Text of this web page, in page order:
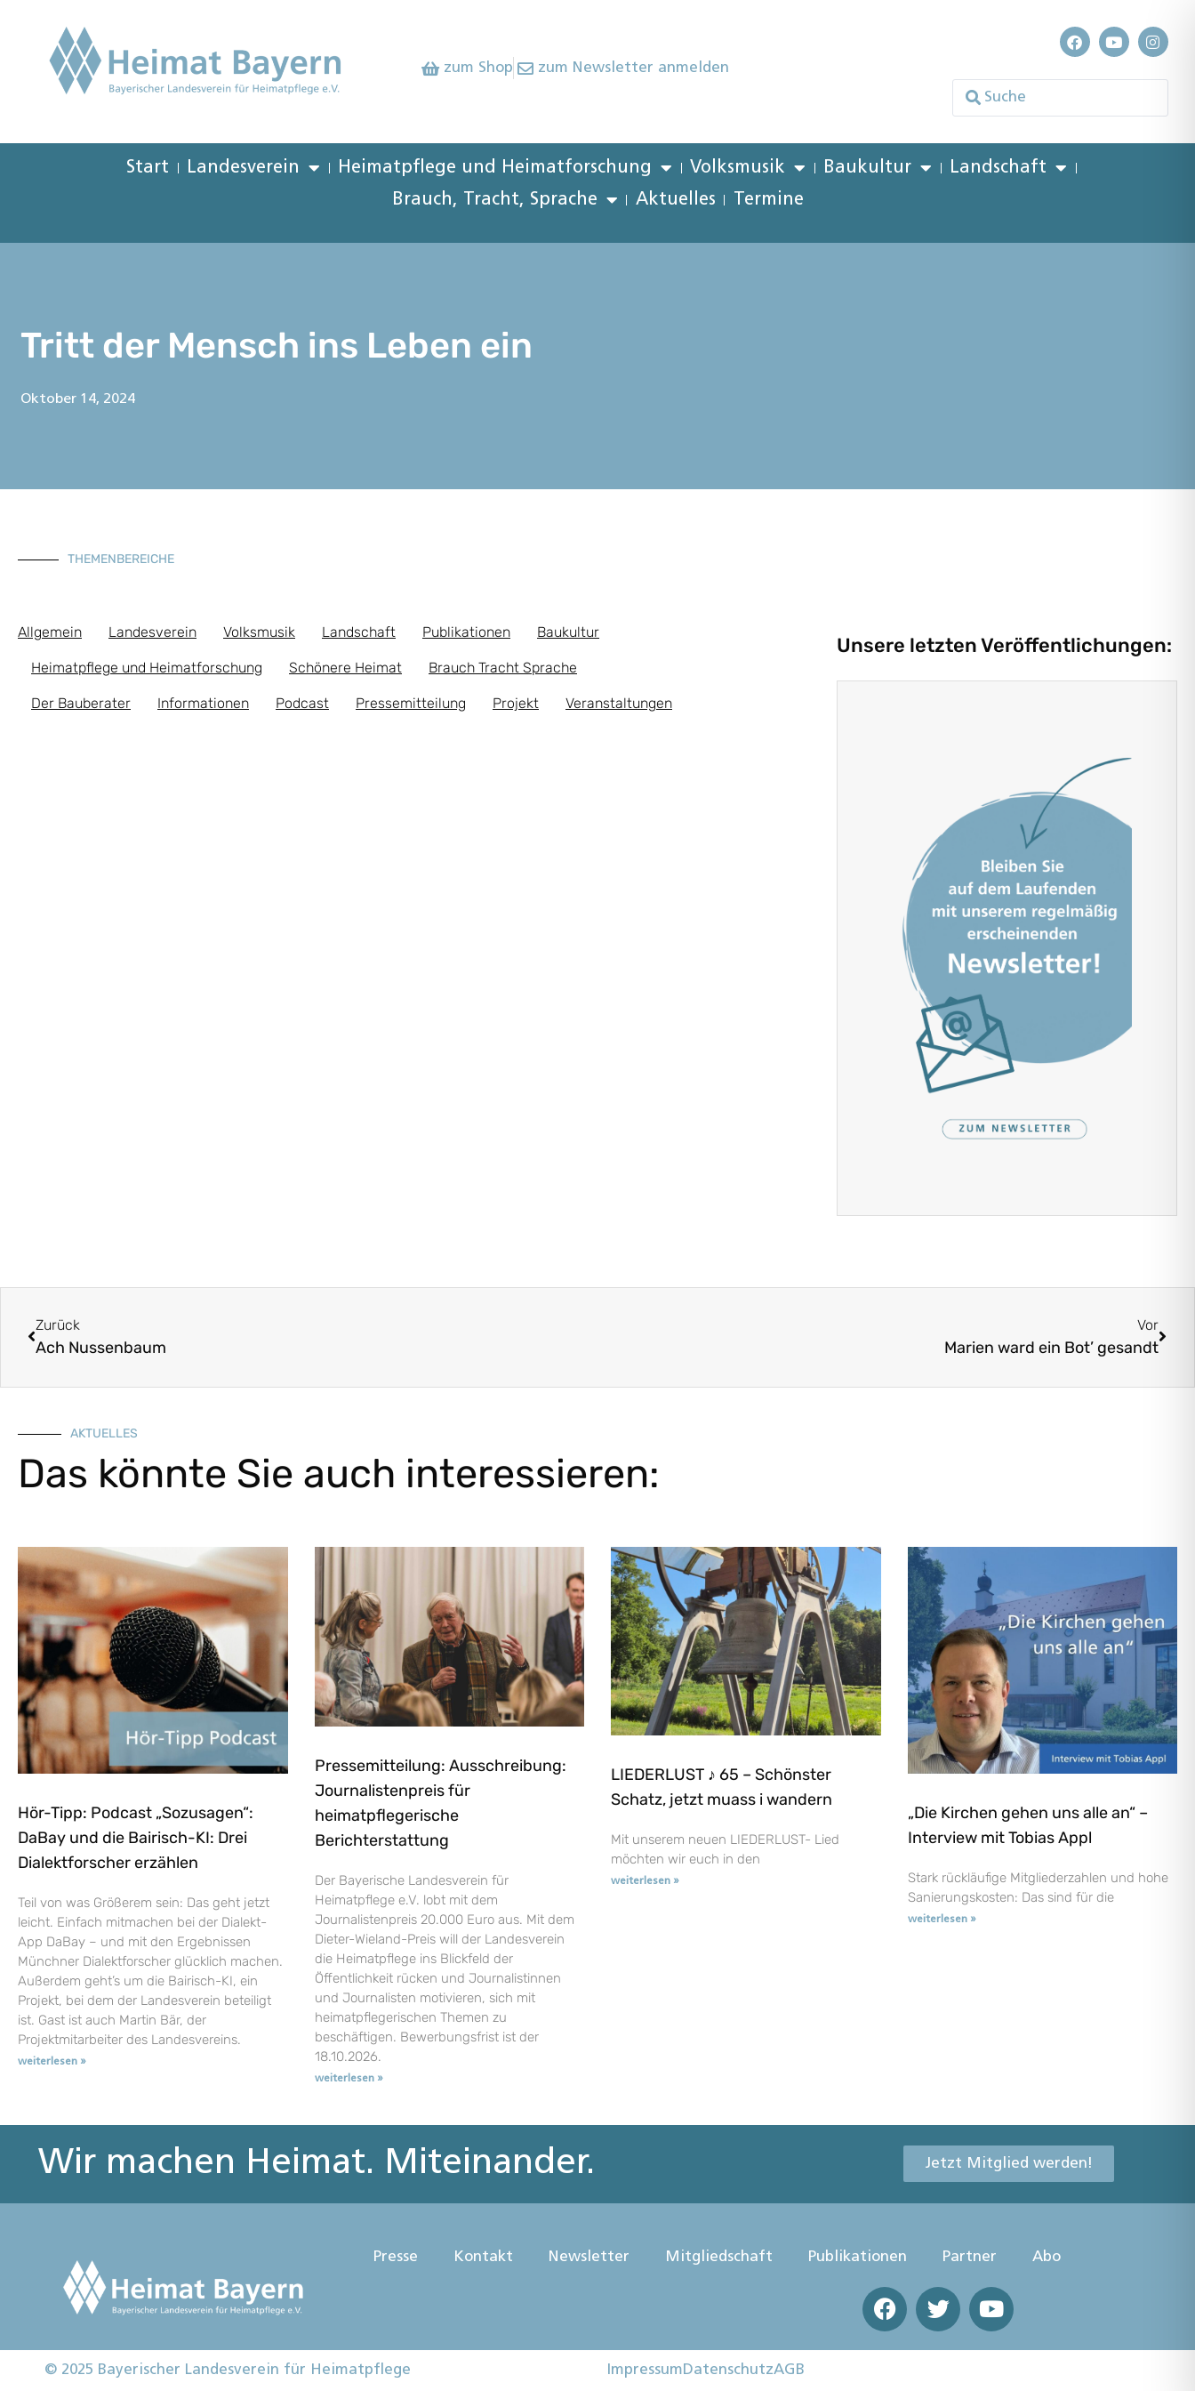
zum Shop zum Newsletter anmelden
Start Landesverein Heimatpflege und Heimatforschung Volksmusik Baukultur
Landschaft
Brauch, Tracht, Sprache
Aktuelles Termine
Tritt der Mensch ins Leben ein
Oktober 14, 2024
THEMENBEREICHE
Allgemein Landesverein Volksmusik Landschaft Publikationen Baukultur
Heimatpflege und Heimatforschung Schönere Heimat Brauch Tracht Sprache
Der Bauberater Informationen Podcast Pressemitteilung Projekt Veranstaltungen
Unsere letzten Veröffentlichungen:
Zurück
Ach Nussenbaum
Vor
Marien ward ein Bot’ gesandt
AKTUELLES
Das könnte Sie auch interessieren:
Hör-Tipp: Podcast „Sozusagen“:
DaBay und die Bairisch-KI: Drei
Dialektforscher erzählen
Teil von was Größerem sein: Das geht jetzt
leicht. Einfach mitmachen bei der Dialekt-
App DaBay – und mit den Ergebnissen
Münchner Dialektforscher glücklich machen.
Außerdem geht’s um die Bairisch-KI, ein
Projekt, bei dem der Landesverein beteiligt
ist. Gast ist auch Martin Bär, der
Projektmitarbeiter des Landesvereins.
weiterlesen »
Pressemitteilung: Ausschreibung:
Journalistenpreis für
heimatpflegerische
Berichterstattung
Der Bayerische Landesverein für
Heimatpflege e.V. lobt mit dem
Journalistenpreis 20.000 Euro aus. Mit dem
Dieter-Wieland-Preis will der Landesverein
die Heimatpflege ins Blickfeld der
Öffentlichkeit rücken und Journalistinnen
und Journalisten motivieren, sich mit
heimatpflegerischen Themen zu
beschäftigen. Bewerbungsfrist ist der
18.10.2026.
weiterlesen »
LIEDERLUST ♪ 65 – Schönster
Schatz, jetzt muass i wandern
Mit unserem neuen LIEDERLUST- Lied
möchten wir euch in den
weiterlesen »
„Die Kirchen gehen uns alle an“ –
Interview mit Tobias Appl
Stark rückläufige Mitgliederzahlen und hohe
Sanierungskosten: Das sind für die
weiterlesen »
Wir machen Heimat. Miteinander. Jetzt Mitglied werden!
Presse Kontakt Newsletter Mitgliedschaft Publikationen Partner Abo
© 2025 Bayerischer Landesverein für Heimatpflege ImpressumDatenschutzAGB